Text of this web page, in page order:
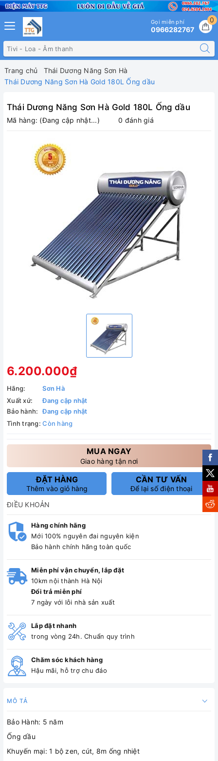
0
Gọi miễn phí
0966282767
Trang chủ
Thái Dương Năng Sơn Hà
Thái Dương Năng Sơn Hà Gold 180L Ống dầu
Thái Dương Năng Sơn Hà Gold 180L Ống dầu
Mã hàng: (Đang cập nhật...) 0 đánh giá
6.200.000₫
Hãng:
Sơn Hà
Xuất xứ:
Đang cập nhật
Bảo hành:
Đang cập nhật
Tình trạng: Còn hàng
MUA NGAY
Giao hàng tận nơi
ĐẶT HÀNG
Thêm vào giỏ hàng
CẦN TƯ VẤN
Để lại số điện thoại
ĐIỀU KHOẢN
Hàng chính hãng
Mới 100% nguyên đai nguyên kiện
Bảo hành chính hãng toàn quốc
Miễn phí vận chuyển, lắp đặt
10km nội thành Hà Nội
Đổi trả miễn phí
7 ngày với lỗi nhà sản xuất
Lắp đặt nhanh
trong vòng 24h. Chuẩn quy trình
Chăm sóc khách hàng
Hậu mãi, hỗ trợ chu đáo
MÔ TẢ
Bảo Hành: 5 năm
Ống dầu
Khuyến mại: 1 bộ zen, cút, 8m ống nhiệt